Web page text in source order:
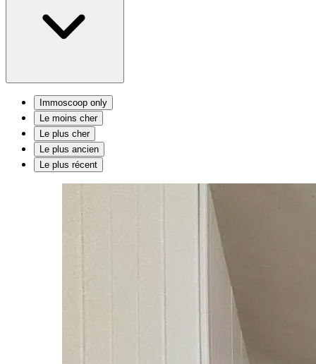
Immoscoop only
Le moins cher
Le plus cher
Le plus ancien
Le plus récent